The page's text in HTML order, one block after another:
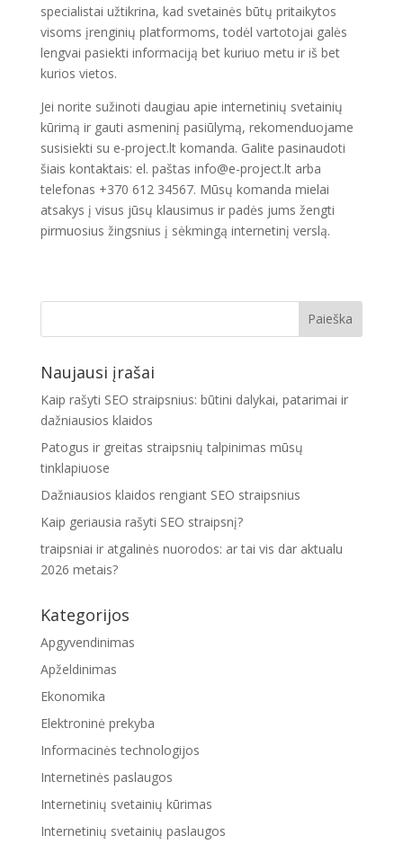
specialistai užtikrina, kad svetainės būtų pritaikytos
visoms įrenginių platformoms, todėl vartotojai galės
lengvai pasiekti informaciją bet kuriuo metu ir iš bet
kurios vietos.
Jei norite sužinoti daugiau apie internetinių svetainių
kūrimą ir gauti asmeninį pasiūlymą, rekomenduojame
susisiekti su e-project.lt komanda. Galite pasinaudoti
šiais kontaktais: el. paštas info@e-project.lt arba
telefonas +370 612 34567. Mūsų komanda mielai
atsakys į visus jūsų klausimus ir padės jums žengti
pirmuosius žingsnius į sėkmingą internetinį verslą.
Naujausi įrašai
Kaip rašyti SEO straipsnius: būtini dalykai, patarimai ir
dažniausios klaidos
Patogus ir greitas straipsnių talpinimas mūsų
tinklapiuose
Dažniausios klaidos rengiant SEO straipsnius
Kaip geriausia rašyti SEO straipsnį?
traipsniai ir atgalinės nuorodos: ar tai vis dar aktualu
2026 metais?
Kategorijos
Apgyvendinimas
Apželdinimas
Ekonomika
Elektroninė prekyba
Informacinės technologijos
Internetinės paslaugos
Internetinių svetainių kūrimas
Internetinių svetainių paslaugos